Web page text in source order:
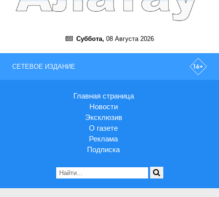
Суббота, 08 Августа 2026
СЕТЕВОЕ ИЗДАНИЕ
Главная страница
Новости
Эксклюзив
О газете
Реклама
Подписка